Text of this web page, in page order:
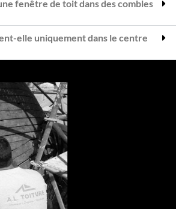
fenêtre de toit dans des combles
elle uniquement dans le centre